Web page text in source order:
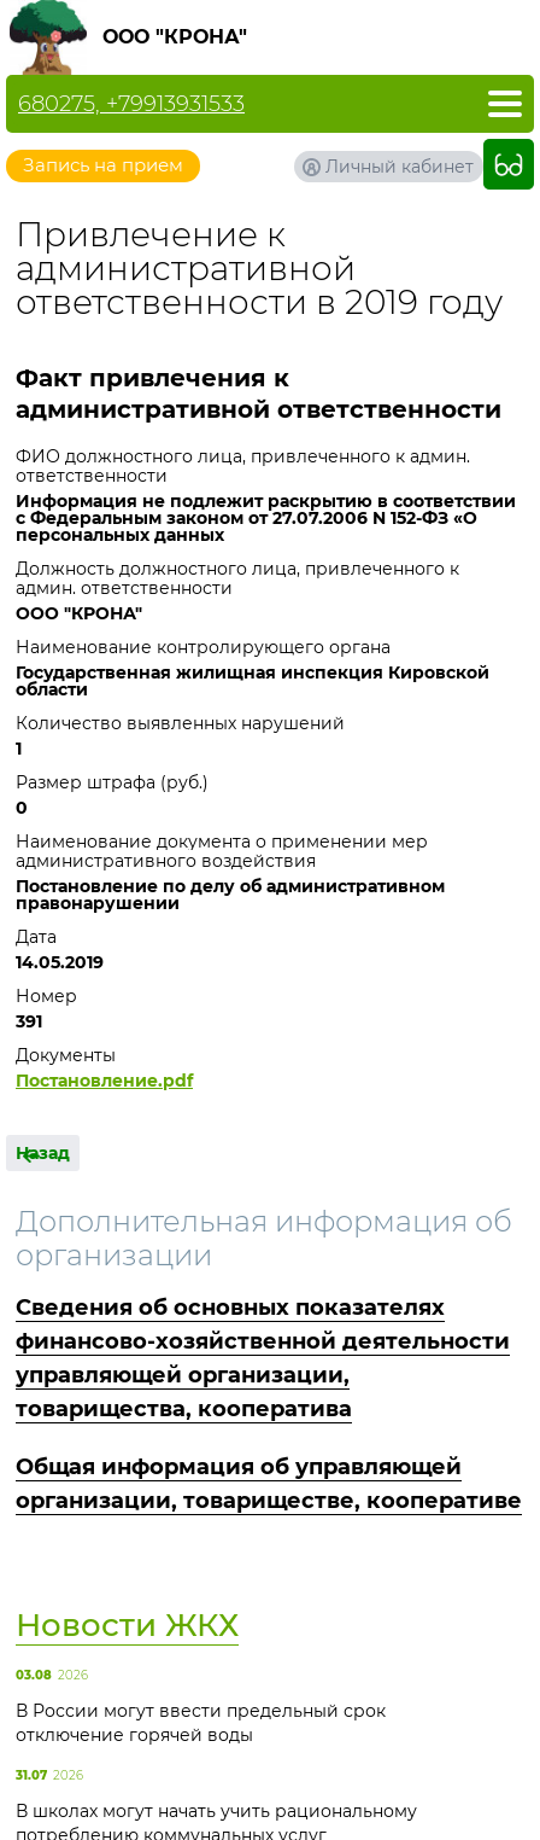
ООО "КРОНА"
Запись на прием
680275, +79913931533
Личный кабинет
Привлечение к
административной
ответственности в 2019 году
Факт привлечения к
административной ответственности
ФИО должностного лица, привлеченного к админ.
ответственности
Информация не подлежит раскрытию в соответствии
с Федеральным законом от 27.07.2006 N 152-ФЗ «О
персональных данных
Должность должностного лица, привлеченного к
админ. ответственности
ООО "КРОНА"
Наименование контролирующего органа
Государственная жилищная инспекция Кировской
области
Количество выявленных нарушений
1
Размер штрафа (руб.)
0
Наименование документа о применении мер
административного воздействия
Постановление по делу об административном
правонарушении
Дата
14.05.2019
Номер
391
Документы
Постановление.pdf
Назад
Дополнительная информация об
организации
Сведения об основных показателях
финансово-хозяйственной деятельности
управляющей организации,
товарищества, кооператива
Общая информация об управляющей
организации, товариществе, кооперативе
Новости ЖКХ
03.08 2026
В России могут ввести предельный срок
отключение горячей воды
31.07 2026
В школах могут начать учить рациональному
потреблению коммунальных услуг